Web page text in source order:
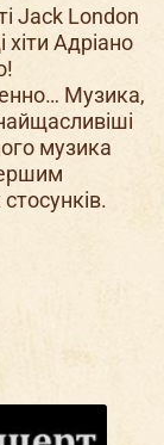
Jack London
Адріано
Музика,
музика